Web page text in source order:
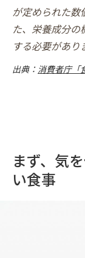
が定められた数
た、栄養成分
する必要があり
出典： 消費者庁「
まず、気
い食事